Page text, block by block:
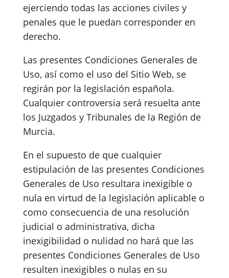
ejerciendo todas las acciones civiles y
penales que le puedan corresponder en
derecho.
Las presentes Condiciones Generales de
Uso, así como el uso del Sitio Web, se
regirán por la legislación española.
Cualquier controversia será resuelta ante
los Juzgados y Tribunales de la Región de
Murcia.
En el supuesto de que cualquier
estipulación de las presentes Condiciones
Generales de Uso resultara inexigible o
nula en virtud de la legislación aplicable o
como consecuencia de una resolución
judicial o administrativa, dicha
inexigibilidad o nulidad no hará que las
presentes Condiciones Generales de Uso
resulten inexigibles o nulas en su